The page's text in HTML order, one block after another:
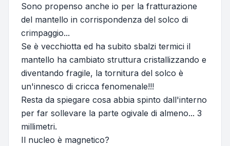
Sono propenso anche io per la fratturazione
del mantello in corrispondenza del solco di
crimpaggio...
Se è vecchiotta ed ha subito sbalzi termici il
mantello ha cambiato struttura cristallizzando e
diventando fragile, la tornitura del solco è
un'innesco di cricca fenomenale!!!
Resta da spiegare cosa abbia spinto dall'interno
per far sollevare la parte ogivale di almeno... 3
millimetri.
Il nucleo è magnetico?